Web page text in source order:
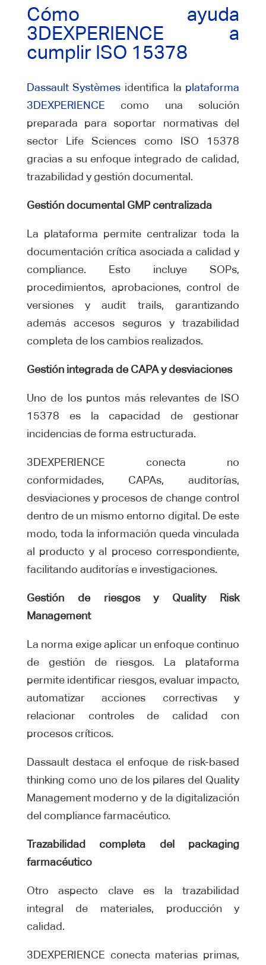
Cómo ayuda
3DEXPERIENCE a
cumplir ISO 15378
Dassault Systèmes identifica la plataforma
3DEXPERIENCE como una solución
preparada para soportar normativas del
sector Life Sciences como ISO 15378
gracias a su enfoque integrado de calidad,
trazabilidad y gestión documental.
Gestión documental GMP centralizada
La plataforma permite centralizar toda la
documentación crítica asociada a calidad y
compliance. Esto incluye SOPs,
procedimientos, aprobaciones, control de
versiones y audit trails, garantizando
además accesos seguros y trazabilidad
completa de los cambios realizados.
Gestión integrada de CAPA y desviaciones
Uno de los puntos más relevantes de ISO
15378 es la capacidad de gestionar
incidencias de forma estructurada.
3DEXPERIENCE conecta no
conformidades, CAPAs, auditorías,
desviaciones y procesos de change control
dentro de un mismo entorno digital. De este
modo, toda la información queda vinculada
al producto y al proceso correspondiente,
facilitando auditorías e investigaciones.
Gestión de riesgos y Quality Risk
Management
La norma exige aplicar un enfoque continuo
de gestión de riesgos. La plataforma
permite identificar riesgos, evaluar impacto,
automatizar acciones correctivas y
relacionar controles de calidad con
procesos críticos.
Dassault destaca el enfoque de risk-based
thinking como uno de los pilares del Quality
Management moderno y de la digitalización
del compliance farmacéutico.
Trazabilidad completa del packaging
farmacéutico
Otro aspecto clave es la trazabilidad
integral de materiales, producción y
calidad.
3DEXPERIENCE conecta materias primas,